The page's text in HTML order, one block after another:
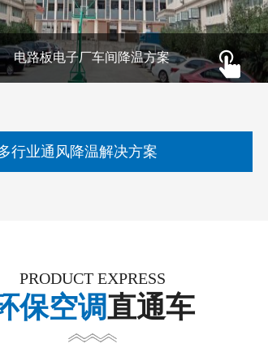
电路板电子厂车间降温方案
行业通风降温解决方案
PRODUCT EXPRESS
保空调直通车